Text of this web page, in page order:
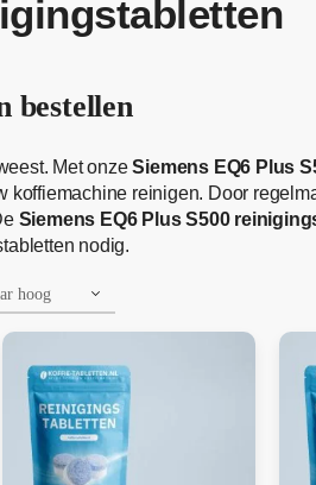
bestellen
Met onzeSiemens EQ6 Plus
reinigen. Door
Siemens EQ6 Plus S500
nodig.